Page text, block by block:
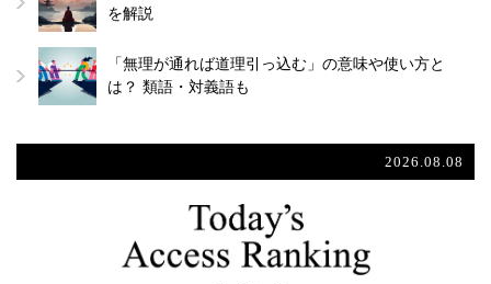
を解説
「無理が通れば道理引っ込む」の意味や使い方と
は？ 類語・対義語も
2026.08.08